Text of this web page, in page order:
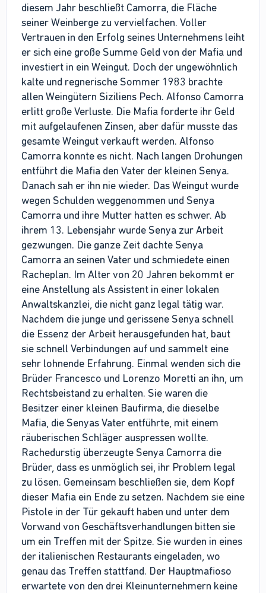
diesem Jahr beschließt Camorra, die Fläche
seiner Weinberge zu vervielfachen. Voller
Vertrauen in den Erfolg seines Unternehmens leiht
er sich eine große Summe Geld von der Mafia und
investiert in ein Weingut. Doch der ungewöhnlich
kalte und regnerische Sommer 1983 brachte
allen Weingütern Siziliens Pech. Alfonso Camorra
erlitt große Verluste. Die Mafia forderte ihr Geld
mit aufgelaufenen Zinsen, aber dafür musste das
gesamte Weingut verkauft werden. Alfonso
Camorra konnte es nicht. Nach langen Drohungen
entführt die Mafia den Vater der kleinen Senya.
Danach sah er ihn nie wieder. Das Weingut wurde
wegen Schulden weggenommen und Senya
Camorra und ihre Mutter hatten es schwer. Ab
ihrem 13. Lebensjahr wurde Senya zur Arbeit
gezwungen. Die ganze Zeit dachte Senya
Camorra an seinen Vater und schmiedete einen
Racheplan. Im Alter von 20 Jahren bekommt er
eine Anstellung als Assistent in einer lokalen
Anwaltskanzlei, die nicht ganz legal tätig war.
Nachdem die junge und gerissene Senya schnell
die Essenz der Arbeit herausgefunden hat, baut
sie schnell Verbindungen auf und sammelt eine
sehr lohnende Erfahrung. Einmal wenden sich die
Brüder Francesco und Lorenzo Moretti an ihn, um
Rechtsbeistand zu erhalten. Sie waren die
Besitzer einer kleinen Baufirma, die dieselbe
Mafia, die Senyas Vater entführte, mit einem
räuberischen Schläger auspressen wollte.
Rachedurstig überzeugte Senya Camorra die
Brüder, dass es unmöglich sei, ihr Problem legal
zu lösen. Gemeinsam beschließen sie, dem Kopf
dieser Mafia ein Ende zu setzen. Nachdem sie eine
Pistole in der Tür gekauft haben und unter dem
Vorwand von Geschäftsverhandlungen bitten sie
um ein Treffen mit der Spitze. Sie wurden in eines
der italienischen Restaurants eingeladen, wo
genau das Treffen stattfand. Der Hauptmafioso
erwartete von den drei Kleinunternehmern keine